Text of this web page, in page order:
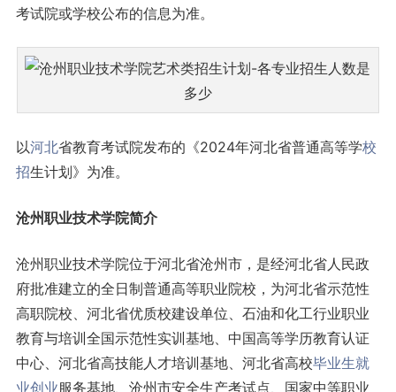
考试院或学校公布的信息为准。
以河北省教育考试院发布的《2024年河北省普通高等学校
招生计划》为准。
沧州职业技术学院简介
沧州职业技术学院位于河北省沧州市，是经河北省人民政
府批准建立的全日制普通高等职业院校，为河北省示范性
高职院校、河北省优质校建设单位、石油和化工行业职业
教育与培训全国示范性实训基地、中国高等学历教育认证
中心、河北省高技能人才培训基地、河北省高校毕业生就
业创业服务基地、沧州市安全生产考试点、国家中等职业